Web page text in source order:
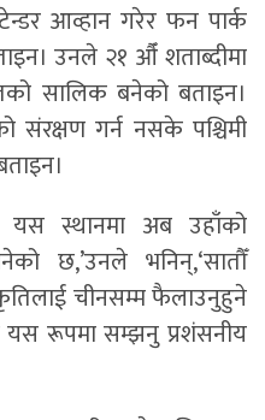
आव्हान गरेर फन पार्क
उनले २१ औँ शताब्दीमा
सालिक बनेको बताइन।
संरक्षण गर्न नसके पश्चिमी
यस स्थानमा अब उहाँको
छ,’उनले भनिन्,‘सातौँ
चीनसम्म फैलाउनुहुने
यस रूपमा सम्झनु प्रशंसनीय